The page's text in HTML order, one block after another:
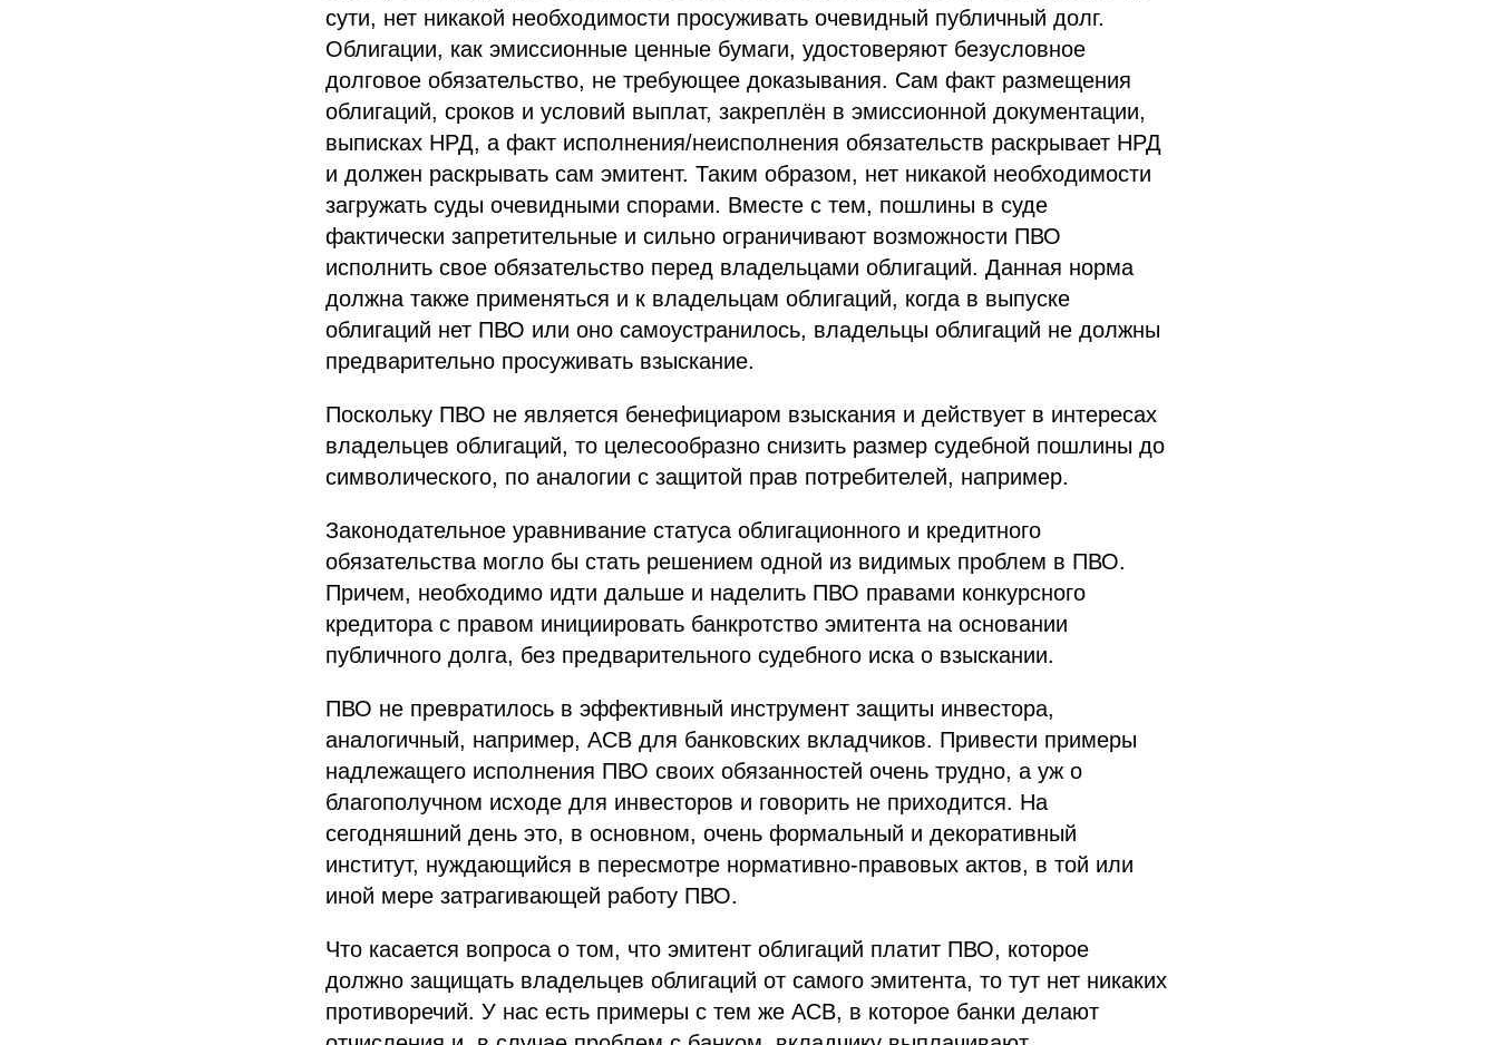
сути, нет никакой необходимости просуживать очевидный публичный долг.
Облигации, как эмиссионные ценные бумаги, удостоверяют безусловное
долговое обязательство, не требующее доказывания. Сам факт размещения
облигаций, сроков и условий выплат, закреплён в эмиссионной документации,
выписках НРД, а факт исполнения/неисполнения обязательств раскрывает НРД
и должен раскрывать сам эмитент. Таким образом, нет никакой необходимости
загружать суды очевидными спорами. Вместе с тем, пошлины в суде
фактически запретительные и сильно ограничивают возможности ПВО
исполнить свое обязательство перед владельцами облигаций. Данная норма
должна также применяться и к владельцам облигаций, когда в выпуске
облигаций нет ПВО или оно самоустранилось, владельцы облигаций не должны
предварительно просуживать взыскание.
Поскольку ПВО не является бенефициаром взыскания и действует в интересах
владельцев облигаций, то целесообразно снизить размер судебной пошлины до
символического, по аналогии с защитой прав потребителей, например.
Законодательное уравнивание статуса облигационного и кредитного
обязательства могло бы стать решением одной из видимых проблем в ПВО.
Причем, необходимо идти дальше и наделить ПВО правами конкурсного
кредитора с правом инициировать банкротство эмитента на основании
публичного долга, без предварительного судебного иска о взыскании.
ПВО не превратилось в эффективный инструмент защиты инвестора,
аналогичный, например, АСВ для банковских вкладчиков. Привести примеры
надлежащего исполнения ПВО своих обязанностей очень трудно, а уж о
благополучном исходе для инвесторов и говорить не приходится. На
сегодняшний день это, в основном, очень формальный и декоративный
институт, нуждающийся в пересмотре нормативно-правовых актов, в той или
иной мере затрагивающей работу ПВО.
Что касается вопроса о том, что эмитент облигаций платит ПВО, которое
должно защищать владельцев облигаций от самого эмитента, то тут нет никаких
противоречий. У нас есть примеры с тем же АСВ, в которое банки делают